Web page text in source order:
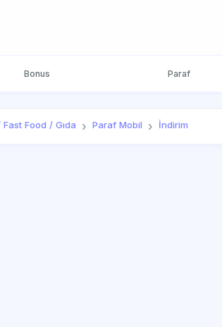
Bonus Paraf
Food / Gıda Paraf Mobil İndirim